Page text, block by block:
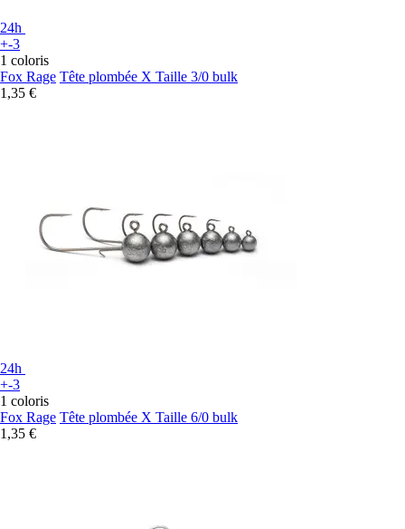
24h
+-3
1 coloris
Fox Rage Tête plombée X Taille 3/0 bulk
1,35 €
24h
+-3
1 coloris
Fox Rage Tête plombée X Taille 6/0 bulk
1,35 €